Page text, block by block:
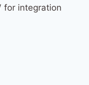
for integration